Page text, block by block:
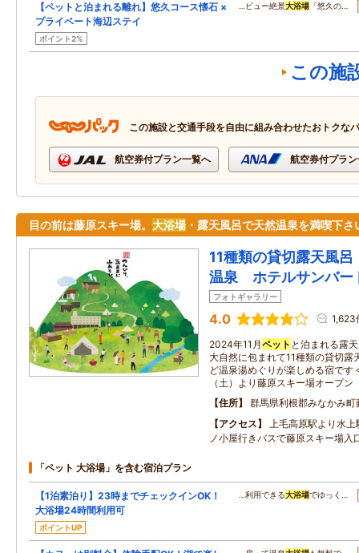
【ペットと泊まれる離れ】悠久コース懐石 ×
プライベート海辺ステイ
ポイント2%
…ビュー絶景大浴場 「悠久の…
この施
この施設と交通手段を自由に組み合わせたおトクな
航空券付プラン一覧へ 航空券付プラ
目の前は藤原スキー場。 大浴場・露天風呂で天然温泉を満喫下さ
11種類の貸切露天風
温泉 ホテルサンバー
フォトギャラリー
4.0 1,623
2024年11月ペット と泊まれる露
大自然に包まれて11種類の貸切露
ど温泉湯めぐりが楽しめる宿です
（土）より藤原スキー場オープン
住所
群馬県利根郡みなかみ
アクセス
上毛高原駅より水
ノ小屋行きバスで藤原スキー場入
「ペット 大浴場」を含む宿泊プラン
【1泊素泊り】23時までチェックインOK！
大浴場24時間利用可
ポイントUP
…利用できる大浴場でゆっく…